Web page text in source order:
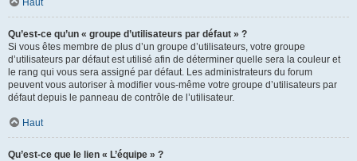
Haut
Qu’est-ce qu’un « groupe d’utilisateurs par défaut » ?
Si vous êtes membre de plus d’un groupe d’utilisateurs, votre groupe
d’utilisateurs par défaut est utilisé afin de déterminer quelle sera la couleur et
le rang qui vous sera assigné par défaut. Les administrateurs du forum
peuvent vous autoriser à modifier vous-même votre groupe d’utilisateurs par
défaut depuis le panneau de contrôle de l’utilisateur.
Haut
Qu’est-ce que le lien « L’équipe » ?